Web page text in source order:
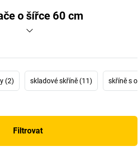
o šířce 60 cm
(2) skladové skříně (11) skříně s
Filtrovat